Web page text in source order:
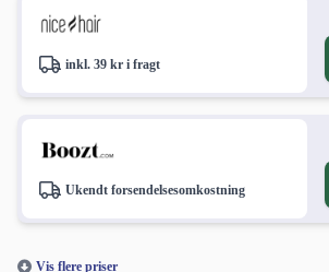
inkl. 39 kr i fragt
Ukendt forsendelsesomkostning
Vis flere priser